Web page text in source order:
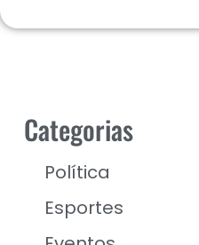
Categorias
Política
Esportes